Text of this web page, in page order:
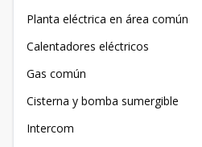
Planta eléctrica en área común
Calentadores eléctricos
Gas común
Cisterna y bomba sumergible
Intercom